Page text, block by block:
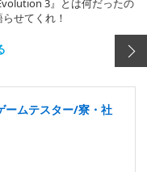
3』とは何だったの
せてくれ！
ームテスター/寮・社